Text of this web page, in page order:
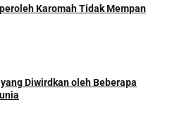
Karomah Tidak Mempan
Diwirdkan oleh Beberapa